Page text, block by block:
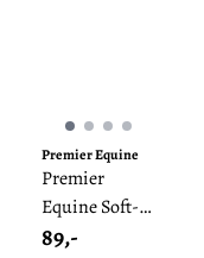
Premier Equine
Premier
Equine Soft-
Touch
89,-